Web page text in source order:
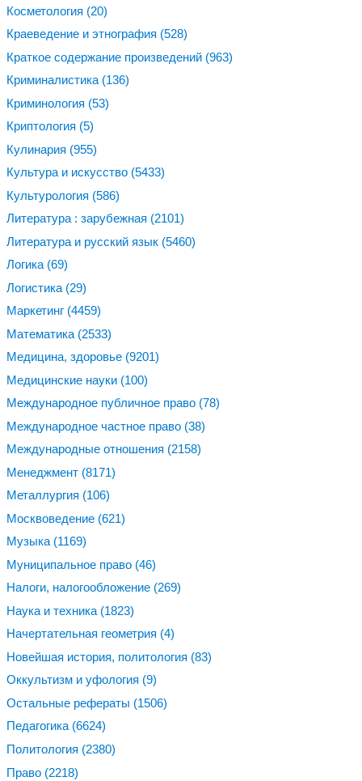
Косметология (20)
Краеведение и этнография (528)
Краткое содержание произведений (963)
Криминалистика (136)
Криминология (53)
Криптология (5)
Кулинария (955)
Культура и искусство (5433)
Культурология (586)
Литература : зарубежная (2101)
Литература и русский язык (5460)
Логика (69)
Логистика (29)
Маркетинг (4459)
Математика (2533)
Медицина, здоровье (9201)
Медицинские науки (100)
Международное публичное право (78)
Международное частное право (38)
Международные отношения (2158)
Менеджмент (8171)
Металлургия (106)
Москвоведение (621)
Музыка (1169)
Муниципальное право (46)
Налоги, налогообложение (269)
Наука и техника (1823)
Начертательная геометрия (4)
Новейшая история, политология (83)
Оккультизм и уфология (9)
Остальные рефераты (1506)
Педагогика (6624)
Политология (2380)
Право (2218)